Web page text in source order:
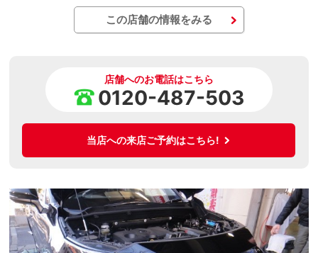
この店舗の情報をみる
店舗へのお電話はこちら
0120-487-503
当店への来店ご予約はこちら!